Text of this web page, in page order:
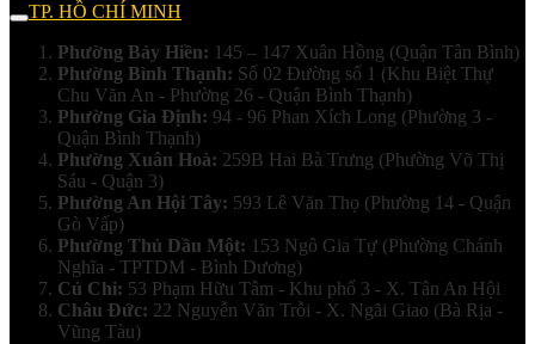
TP. HỒ CHÍ MINH
Phường Bảy Hiền: 145 – 147 Xuân Hồng (Quận Tân Bình)
Phường Bình Thạnh: Số 02 Đường số 1 (Khu Biệt Thự
Chu Văn An - Phường 26 - Quận Bình Thạnh)
Phường Gia Định: 94 - 96 Phan Xích Long (Phường 3 -
Quận Bình Thạnh)
Phường Xuân Hoà: 259B Hai Bà Trưng (Phường Võ Thị
Sáu - Quận 3)
Phường An Hội Tây: 593 Lê Văn Thọ (Phường 14 - Quận
Gò Vấp)
Phường Thủ Dầu Một: 153 Ngô Gia Tự (Phường Chánh
Nghĩa - TPTDM - Bình Dương)
Củ Chi: 53 Phạm Hữu Tâm - Khu phố 3 - X. Tân An Hội
Châu Đức: 22 Nguyễn Văn Trỗi - X. Ngãi Giao (Bà Rịa -
Vũng Tàu)